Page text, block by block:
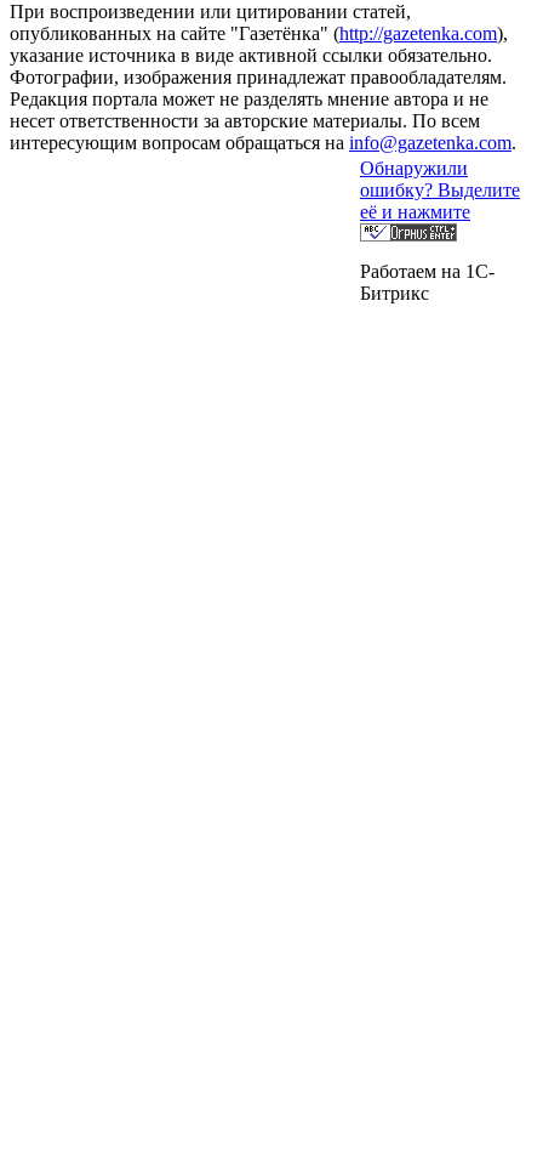
При воспроизведении или цитировании статей,
опубликованных на сайте "Газетёнка" (http://gazetenka.com),
указание источника в виде активной ссылки обязательно.
Фотографии, изображения принадлежат правообладателям.
Редакция портала может не разделять мнение автора и не
несет ответственности за авторские материалы. По всем
интересующим вопросам обращаться на info@gazetenka.com.
Обнаружили
ошибку? Выделите
её и нажмите
Работаем на 1C-
Битрикс